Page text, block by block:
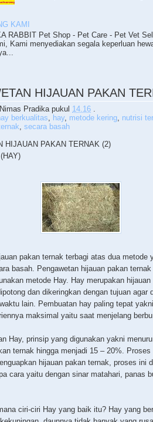
KAMI
RABBIT Pet Shop - Pet Care - Pet Vet
Kami menyediakan segala keperluan
HIJAUAN PAKAN
Nimas Pradika pukul 14.16 .
berkualitas, hay, metode kering, nutrisi
, secara basah
HIJAUAN PAKAN TERNAK (2)
pakan ternak terbagi atas dua metode
basah. Pengawetan hijauan pakan
metode Hay. Hay merupakan
dan dikeringkan dengan tujuan agar
lain. Pembuatan hay paling tepat
maksimal yaitu saat menjelang
Hay, prinsip yang digunakan yakni
ternak hingga menjadi 15 – 20%.
hijauan pakan ternak, proses ini
cara yaitu dengan sinar matahari, panas
ciri-ciri Hay yang baik itu? Hay yang